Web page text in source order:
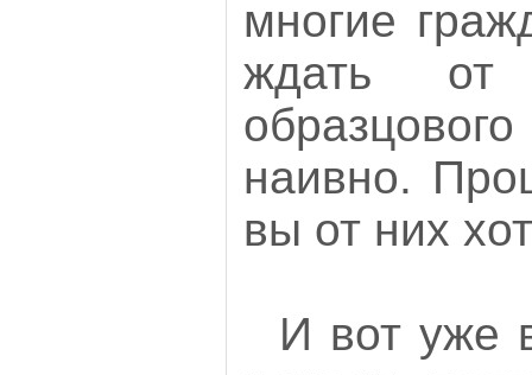
многие
ждать от
наивно.
вы от них
И вот уже